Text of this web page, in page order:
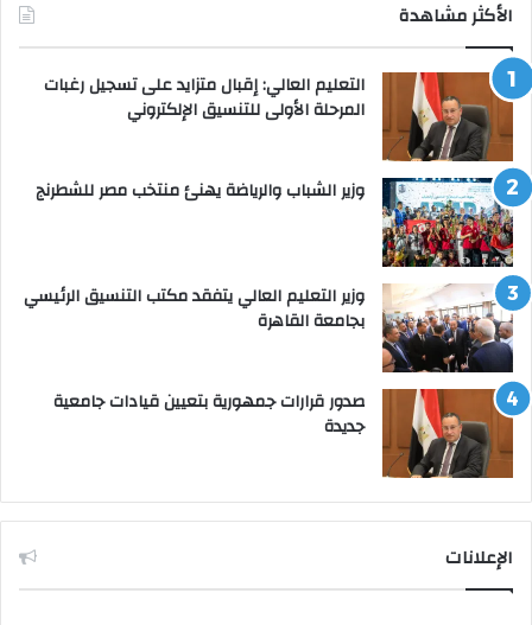
الأكثر مشاهدة
التعليم العالي: إقبال متزايد على تسجيل رغبات
المرحلة الأولى للتنسيق الإلكتروني
وزير الشباب والرياضة يهنئ منتخب مصر للشطرنج
وزير التعليم العالي يتفقد مكتب التنسيق الرئيسي
بجامعة القاهرة
صدور قرارات جمهورية بتعيين قيادات جامعية
جديدة
الإعلانات